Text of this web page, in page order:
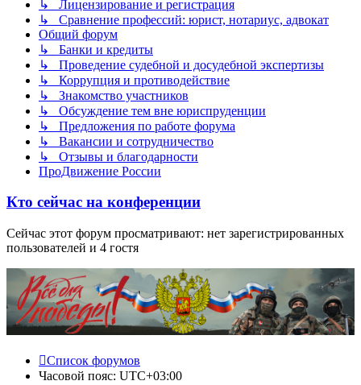
↳ Лицензирование и регистрация
↳ Сравнение профессий: юрист, нотариус, адвокат
Общий форум
↳ Банки и кредиты
↳ Проведение судебной и досудебной экспертизы
↳ Коррупция и противодействие
↳ Знакомство участников
↳ Обсуждение тем вне юриспруденции
↳ Предложения по работе форума
↳ Вакансии и сотрудничество
↳ Отзывы и благодарности
ПроДвижение России
Кто сейчас на конференции
Сейчас этот форум просматривают: нет зарегистрированных
пользователей и 4 гостя
Список форумов
Часовой пояс: UTC+03:00